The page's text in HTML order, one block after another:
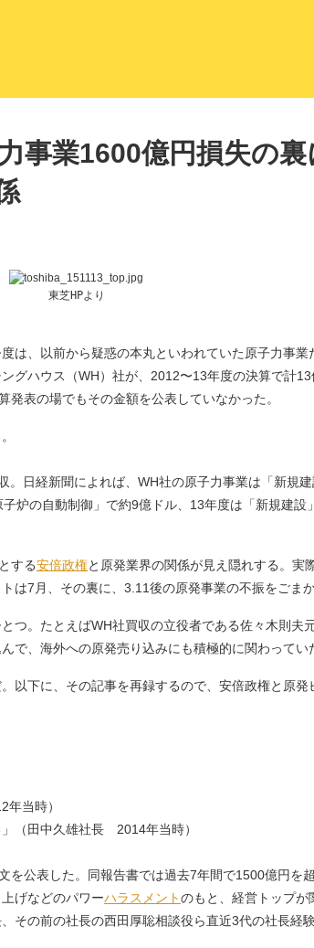
事業1600億円損失の裏
東芝HPより
は、以前から疑惑の本丸といわれていた原子力事業
グハウス（WH）社が、2012〜13年度の決算で計
表の場でもその金額を公表していなかった。
日経新聞によれば、WH社の原子力事業は「新規
炉の自動制御」で約9億ドル、13年度は「新規建設
する安倍政権と原発業界の関係が見え隠れする。実
は7月、その裏に、3.11後の原発事業の不振をごま
。たとえばWH社買収の立役者である佐々木則夫
で、海外への原発売り込みにも積極的に関わってい
下に、その記事を再録するので、安倍政権と原発
当時）
（田中久雄社長 2014年当時）
公表した。同報告書では過去7年間で1500億円を
げなどのパワーハラスメントのもと、経営トップが
その前の社長の西田厚聡相談役ら直近3代の社長経